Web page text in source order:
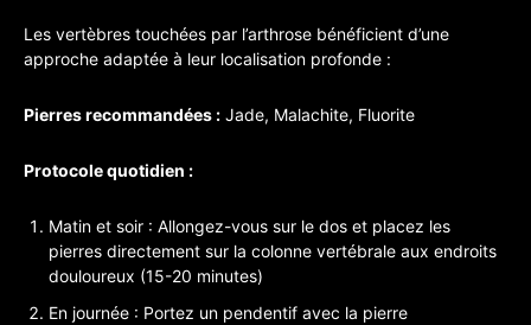
Les vertèbres touchées par l’arthrose bénéficient d’une
approche adaptée à leur localisation profonde :
Pierres recommandées : Jade, Malachite, Fluorite
Protocole quotidien :
Matin et soir : Allongez-vous sur le dos et placez les
pierres directement sur la colonne vertébrale aux endroits
douloureux (15-20 minutes)
En journée : Portez un pendentif avec la pierre